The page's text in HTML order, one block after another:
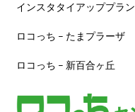
インスタタイアッププラン
ロコっち – たまプラーザ
ロコっち – 新百合ヶ丘